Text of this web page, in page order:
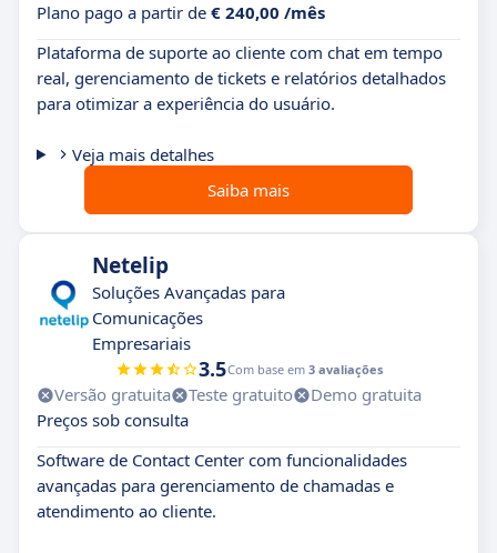
Plano pago a partir de € 240,00 /mês
Plataforma de suporte ao cliente com chat em tempo
real, gerenciamento de tickets e relatórios detalhados
para otimizar a experiência do usuário.
Veja mais detalhes
Saiba mais
Netelip
Soluções Avançadas para
Comunicações
Empresariais
3.5Com base em 3 avaliações
Versão gratuita Teste gratuito
Demo gratuita
Preços sob consulta
Software de Contact Center com funcionalidades
avançadas para gerenciamento de chamadas e
atendimento ao cliente.